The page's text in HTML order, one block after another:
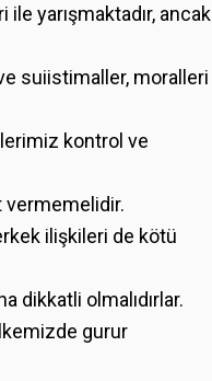
yarışmaktadır, ancak
suiistimaller, moralleri
kontrol ve
vermemelidir.
ilişkileri de kötü
dikkatli olmalıdırlar.
gurur